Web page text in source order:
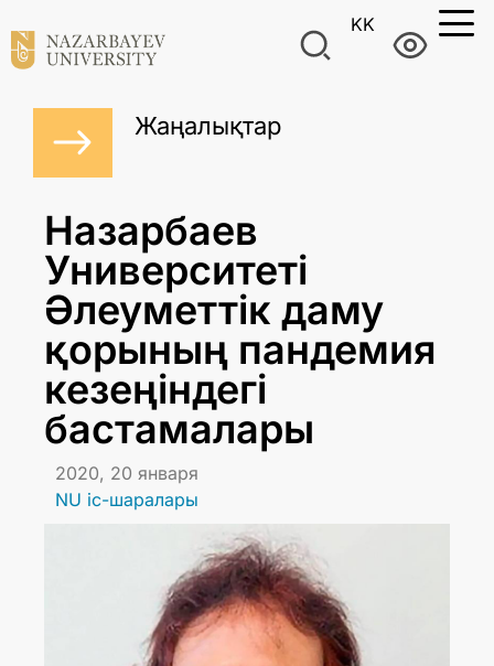
KK
Жаңалықтар
Назарбаев
Университеті
Әлеуметтік даму
қорының пандемия
кезеңіндегі
бастамалары
2020, 20 января
NU іс-шаралары